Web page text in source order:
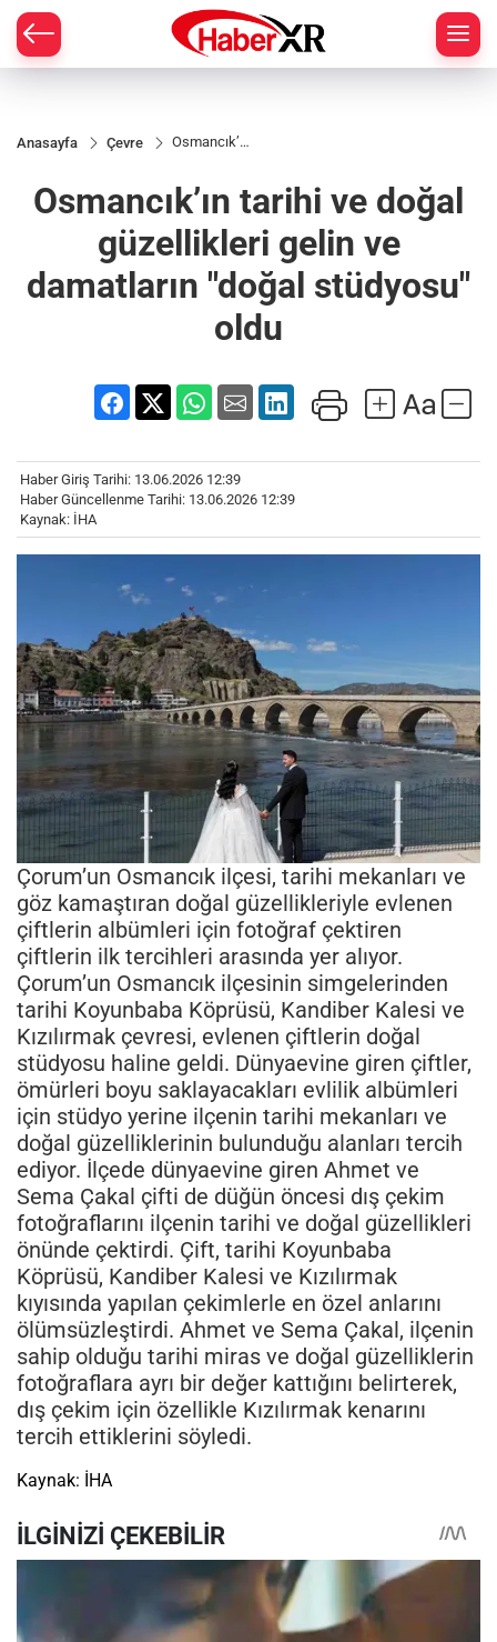
Anasayfa Çevre
Osmancık’ın
güzellikleri
gelin ve
damatların
"doğal
stüdyosu"
oldu
Osmancık’ın tarihi ve doğal
güzellikleri gelin ve
damatların "doğal stüdyosu"
oldu
Haber Giriş Tarihi: 13.06.2026 12:39
Haber Güncellenme Tarihi: 13.06.2026 12:39
Kaynak: İHA
Çorum’un Osmancık ilçesi, tarihi mekanları ve
göz kamaştıran doğal güzellikleriyle evlenen
çiftlerin albümleri için fotoğraf çektiren
çiftlerin ilk tercihleri arasında yer alıyor.
Çorum’un Osmancık ilçesinin simgelerinden
tarihi Koyunbaba Köprüsü, Kandiber Kalesi ve
Kızılırmak çevresi, evlenen çiftlerin doğal
stüdyosu haline geldi. Dünyaevine giren çiftler,
ömürleri boyu saklayacakları evlilik albümleri
için stüdyo yerine ilçenin tarihi mekanları ve
doğal güzelliklerinin bulunduğu alanları tercih
ediyor. İlçede dünyaevine giren Ahmet ve
Sema Çakal çifti de düğün öncesi dış çekim
fotoğraflarını ilçenin tarihi ve doğal güzellikleri
önünde çektirdi. Çift, tarihi Koyunbaba
Köprüsü, Kandiber Kalesi ve Kızılırmak
kıyısında yapılan çekimlerle en özel anlarını
ölümsüzleştirdi. Ahmet ve Sema Çakal, ilçenin
sahip olduğu tarihi miras ve doğal güzelliklerin
fotoğraflara ayrı bir değer kattığını belirterek,
dış çekim için özellikle Kızılırmak kenarını
tercih ettiklerini söyledi.
Kaynak: İHA